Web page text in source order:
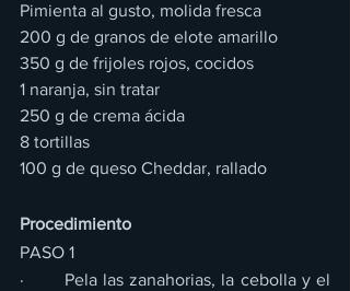
Pimienta al gusto, molida fresca
200 g de granos de elote amarillo
350 g de frijoles rojos, cocidos
1 naranja, sin tratar
250 g de crema ácida
8 tortillas
100 g de queso Cheddar, rallado
Procedimiento
PASO 1
·       Pela las zanahorias, la cebolla y el